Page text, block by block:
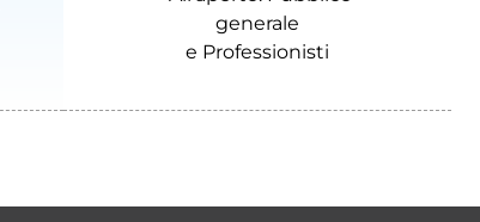
generale
e Professionisti